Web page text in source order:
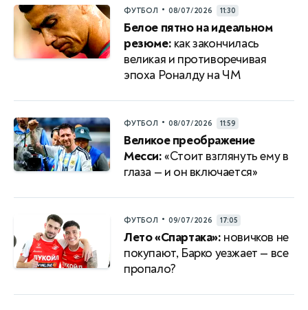
ФУТБОЛ • 08/07/2026 11:30
Белое пятно на идеальном
резюме: как закончилась
великая и противоречивая
эпоха Роналду на ЧМ
ФУТБОЛ • 08/07/2026 11:59
Великое преображение
Месси:«Стоит взглянуть ему в
глаза — и он включается»
ФУТБОЛ • 09/07/2026 17:05
Лето «Спартака»: новичков не
покупают, Барко уезжает — все
пропало?